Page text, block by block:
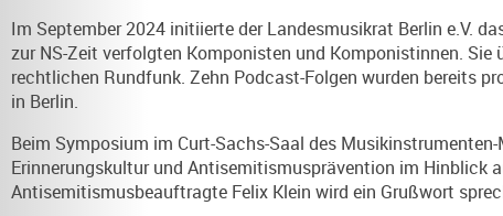
Im September 2024 initiierte der Landesmusikrat Berlin e.V.
zur NS-Zeit verfolgten Komponisten und Komponistinnen.
rechtlichen Rundfunk. Zehn Podcast-Folgen wurden bereits
in Berlin.
Beim Symposium im Curt-Sachs-Saal des
Erinnerungskultur und Antisemitismusprävention im Hinblick
Antisemitismusbeauftragte Felix Klein wird ein Grußwort